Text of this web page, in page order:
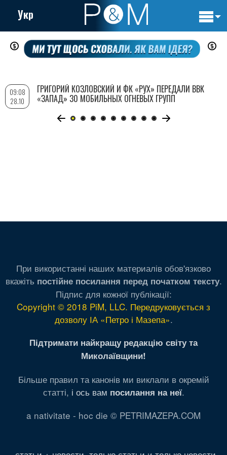
Перейти
содержанию
Укр
09:08
28.10
ГРИГОРИЙ КОЗЛОВСКИЙ И ФК «РУХ» ПЕРЕДАЛИ ВВК
«ЗАПАД» 30 МОБИЛЬНЫХ ОГНЕВЫХ ГРУПП
При використанні наших материалів обов'язково
вкажіть постійне посилання перед початком тексту.
Підпис для кожної публікації:
Copyright © 2018 PiM, LLC. Передруковується з
дозволу ІА «Петро і Мазепа».
Підтримати найкращу редакцію світу та
Миколаївщини!
Більше правил та канонів ми виклали в окремій
статті, і ось вам посилання на неї.
a nativitate - hoc die © PETRIMAZEPA.COM